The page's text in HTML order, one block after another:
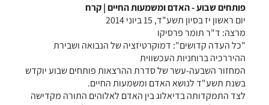
פותחים שבוע - האדם ומשמעות החיים | קרח
יום ראשון יז בסיון תשע"ד, 15 ביוני 2014
מרצה: ד"ר תומר פרסיקו
"כל העדה קדושים": דמוקרטיזציה של הנבואה ושבירת
ההיררכיה ברוחניות העכשווית
המחזור השבעה-עשר של סדרת ההרצאות פותחים שבוע יוקדש
בשנת תשע"ד לנושא האדם ומשמעות החיים.
לצד התמקדותה בדיאלוג בין האדם לאלוהים התורה מקדישה